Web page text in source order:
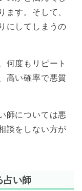
ます。そして、
にしてしまうの
何度もリピート
高い確率で悪質
師については悪
談をしない方が
占い師